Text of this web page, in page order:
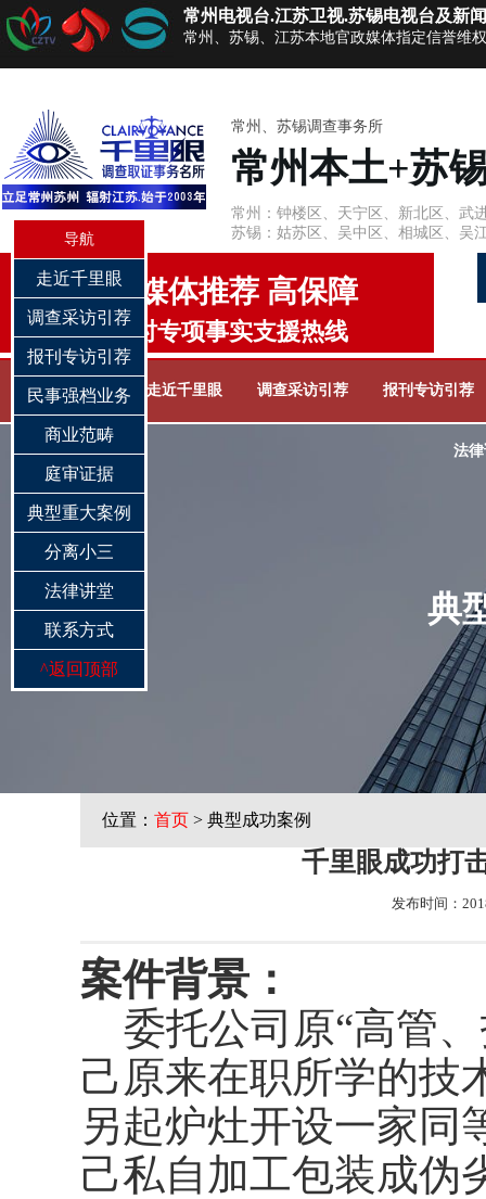
常州电视台.江苏卫视.苏锡电视台及新
常州、苏锡、江苏本地官政媒体指定信誉维
常州、苏锡调查事务所
常州本土+苏
常州：钟楼区、天宁区、新北区、武
苏锡：姑苏区、吴中区、相城区、吴
电视媒体推荐 高保障
24小时专项事实支援热线
网站首页 走近千里眼 调查采访引荐 报刊专访引荐
法
典
位置： 首页> 典型成功案例
千里眼成功打
发布时间：
案件背景：
委托公司原“高管
己原来在职所学的技
另起炉灶开设一家同
己私自加工包装成伪
导航
走近千里眼
调查采访引荐
报刊专访引荐
民事强档业务
商业范畴
庭审证据
典型重大案例
分离小三
法律讲堂
联系方式
^返回顶部